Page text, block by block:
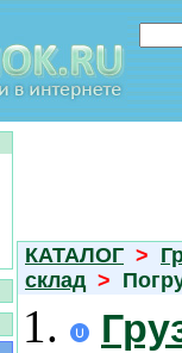
КАТАЛОГ >
склад >
1.